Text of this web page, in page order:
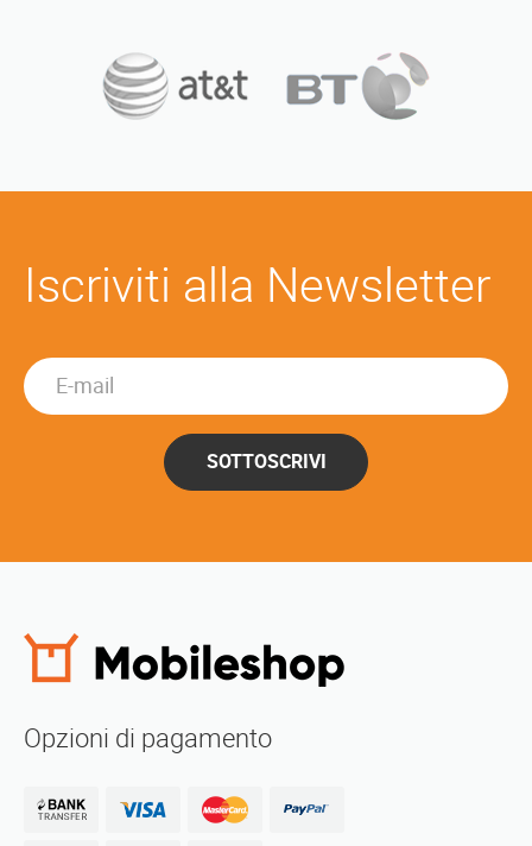
Iscriviti alla Newsletter
SOTTOSCRIVI
Opzioni di pagamento